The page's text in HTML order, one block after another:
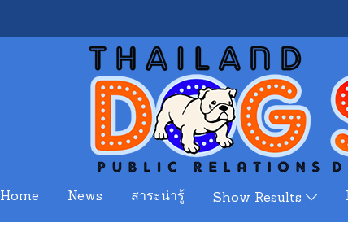
Home News สาระน่ารู้ Show Results